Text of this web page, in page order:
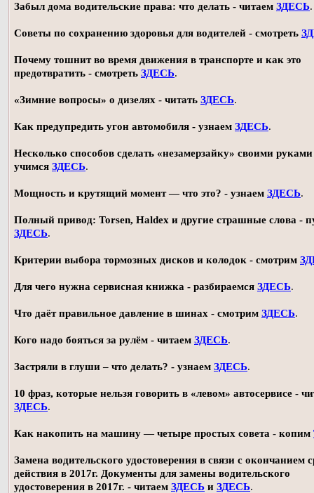
Забыл дома водительские права: что делать - читаем ЗДЕСЬ.
Советы по сохранению здоровья для водителей - смотреть
Почему тошнит во время движения в транспорте и как это
предотвратить - смотреть ЗДЕСЬ.
«Зимние вопросы» о дизелях - читать ЗДЕСЬ.
Как предупредить угон автомобиля - узнаем ЗДЕСЬ.
Несколько способов сделать «незамерзайку» своими
учимся ЗДЕСЬ.
Мощность и крутящий момент — что это? - узнаем ЗДЕСЬ.
Полный привод: Torsen, Haldex и другие страшные слова -
ЗДЕСЬ.
Критерии выбора тормозных дисков и колодок - смотрим
Для чего нужна сервисная книжка - разбираемся ЗДЕСЬ.
Что даёт правильное давление в шинах - смотрим ЗДЕСЬ.
Кого надо бояться за рулём - читаем ЗДЕСЬ.
Застряли в глуши – что делать? - узнаем ЗДЕСЬ.
10 фраз, которые нельзя говорить в «левом» автосервисе -
ЗДЕСЬ.
Как накопить на машину — четыре простых совета - копим
Замена водительского удостоверения в связи с окончанием
действия в 2017г. Документы для замены водительского
удостоверения в 2017г. - читаем ЗДЕСЬ и ЗДЕСЬ.